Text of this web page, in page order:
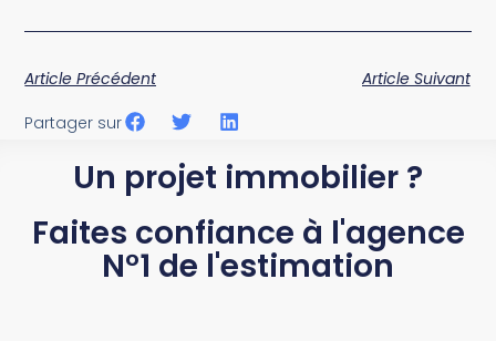
Article Précédent Article Suivant
Partager sur
Un projet immobilier ?
Faites confiance à l'agence
N°1 de l'estimation